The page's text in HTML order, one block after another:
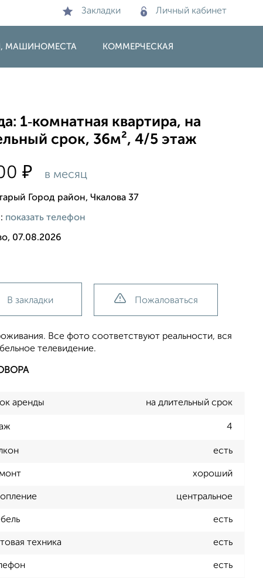
Закладки Личный кабинет
МАШИНОМЕСТА КОММЕРЧЕСКАЯ
1‑комнатная квартира, на
срок, 36м², 4/5 этаж
₽ в месяц
Город район, Чкалова 37
показать телефон
07.08.2026
В закладки Пожаловаться
Все фото соответствуют реальности, вся
телевидение.
аренды на длительный срок
4
есть
хороший
центральное
есть
техника есть
есть